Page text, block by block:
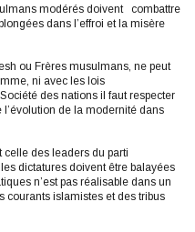
modérés doivent combattre
dans l’effroi et la misère
ou Frères musulmans, ne peut
ni avec les lois
des nations il faut respecter
de la modernité dans
des leaders du parti
dictatures doivent être balayées
n’est pas réalisable dans un
islamistes et des tribus